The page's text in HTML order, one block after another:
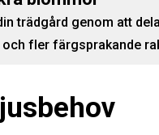
trädgård genom att
fler färgsprakande